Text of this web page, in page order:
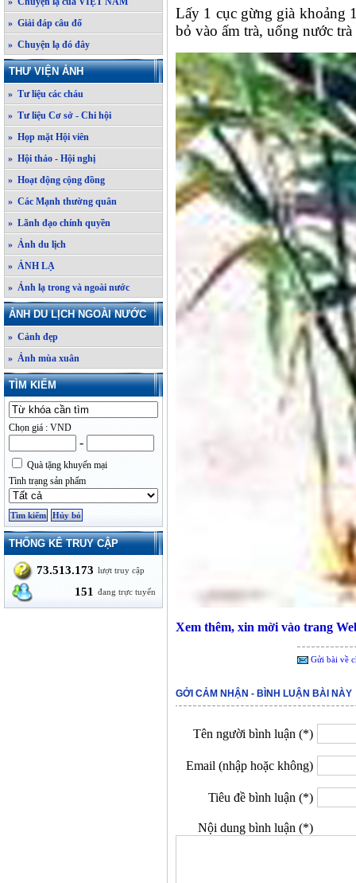
» Giải đáp câu đố
» Chuyện lạ đó đây
THƯ VIỆN ẢNH
» Tư liệu các cháu
» Tư liệu Cơ sở - Chi hội
» Họp mặt Hội viên
» Hội thảo - Hội nghị
» Hoạt động cộng đồng
» Các Mạnh thường quân
» Lãnh đạo chính quyền
» Ảnh du lịch
» ẢNH LẠ
» Ảnh lạ trong và ngoài nước
ẢNH DU LỊCH NGOÀI NƯỚC
» Cảnh đẹp
» Ảnh mùa xuân
TÌM KIẾM
Chọn giá : VND
-
Quà tặng khuyến mại
Tình trạng sản phẩm
THỐNG KÊ TRUY CẬP
73.513.173 lượt truy cập
151 đang trực tuyến
Lấy 1 cục gừng già khoảng
bỏ vào ấm trà, uống nước
Xem thêm, xin mời vào trang
Gửi bài về
GỞI CẢM NHẬN - BÌNH LUẬN BÀI NÀY
Tên người bình luận (*)
Email (nhập hoặc không)
Tiêu đề bình luận (*)
Nội dung bình luận (*)